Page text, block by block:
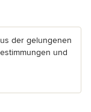
der gelungenen
und